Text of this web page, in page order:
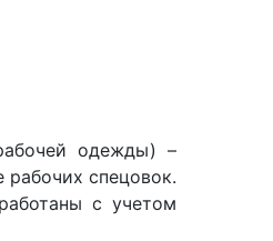
одежды) –
спецовок.
с учетом